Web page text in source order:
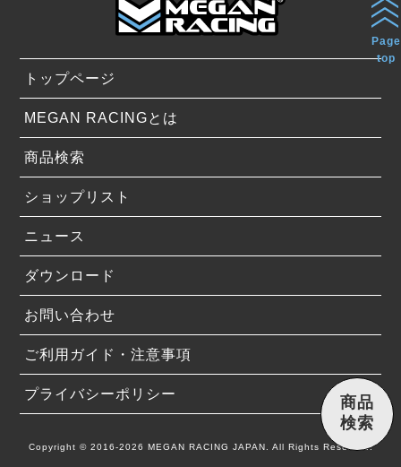
トップページ
MEGAN RACINGとは
商品検索
ショップリスト
ニュース
ダウンロード
お問い合わせ
ご利用ガイド・注意事項
プライバシーポリシー
Copyright © 2016-2026 MEGAN RACING JAPAN. All Rights Reserved.
Page
top
商品
検索